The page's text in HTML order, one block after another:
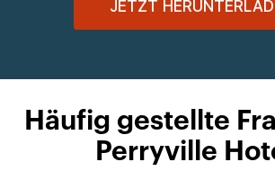
JETZT
Häufig gestellte
Perryville